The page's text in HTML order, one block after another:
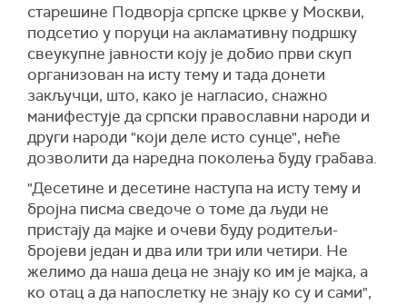
старешине Подворја српске цркве у Москви,
подсетио у поруци на акламативну подршку
свеукупне јавности коју је добио први скуп
организован на исту тему и тада донети
закључци, што, како је нагласио, снажно
манифестује да српски православни народи и
други народи "који деле исто сунце", неће
дозволити да наредна поколења буду грабава.
"Десетине и десетине наступа на исту тему и
бројна писма сведоче о томе да људи не
пристају да мајке и очеви буду родитељи-
бројеви један и два или три или четири. Не
желимо да наша деца не знају ко им је мајка, а
ко отац а да напослетку не знају ко су и сами",